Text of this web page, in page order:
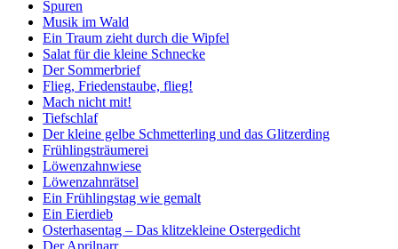
Spuren
Musik im Wald
Ein Traum zieht durch die Wipfel
Salat für die kleine Schnecke
Der Sommerbrief
Flieg, Friedenstaube, flieg!
Mach nicht mit!
Tiefschlaf
Der kleine gelbe Schmetterling und das Glitzerding
Frühlingsträumerei
Löwenzahnwiese
Löwenzahnrätsel
Ein Frühlingstag wie gemalt
Ein Eierdieb
Osterhasentag – Das klitzekleine Ostergedicht
Der Aprilnarr